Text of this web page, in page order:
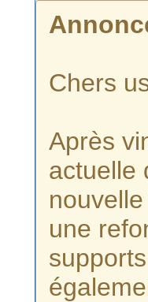
Chers
Après
actuelle
une